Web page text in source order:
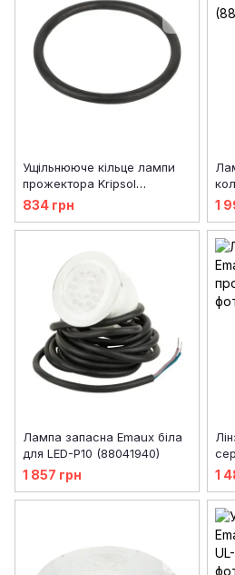
Ущільнююче кільце лампи
прожектора Kripsol
RPN060.A
834 грн 1
Лампа запасна Emaux біла
для LED-P10 (88041940)
1 857 грн 1